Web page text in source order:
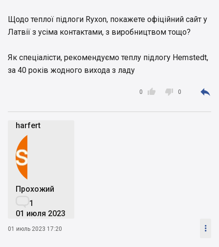
Щодо теплої підлоги Ryxon, покажете офіційний сайт у
Латвії з усіма контактами, з виробництвом тощо?
Як спеціалісти, рекомендуємо теплу підлогу Hemstedt,
за 40 років жодного вихода з ладу

0  0 
harfert
Прохожий
1
01 июля 2023
01 июль 2023 17:20 